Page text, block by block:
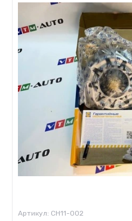
Артикул: CH11-002